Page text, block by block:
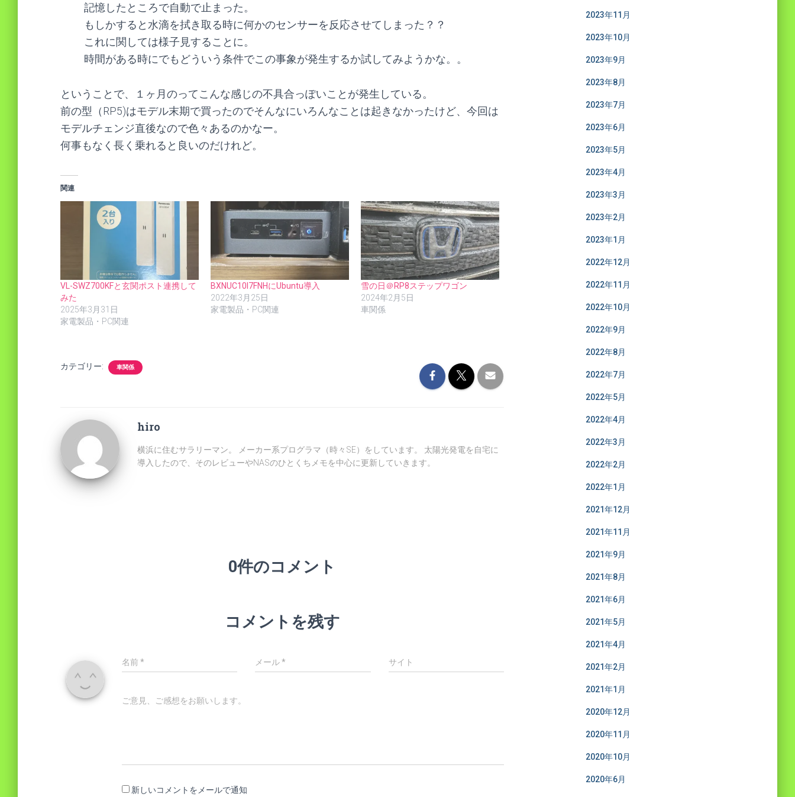
記憶したところで自動で止まった。
もしかすると水滴を拭き取る時に何かのセンサーを反応させてしまった？？
これに関しては様子見することに。
時間がある時にでもどういう条件でこの事象が発生するか試してみようかな。。
ということで、１ヶ月のってこんな感じの不具合っぽいことが発生している。
前の型（RP5)はモデル末期で買ったのでそんなにいろんなことは起きなかったけど、今回は
モデルチェンジ直後なので色々あるのかなー。
何事もなく長く乗れると良いのだけれど。
関連
VL-SWZ700KFと玄関ポスト連携して
みた
2025年3月31日
家電製品・PC関連
BXNUC10I7FNHにUbuntu導入
2022年3月25日
家電製品・PC関連
雪の日＠RP8ステップワゴン
2024年2月5日
車関係
カテゴリー: 車関係
hiro
横浜に住むサラリーマン。 メーカー系プログラマ（時々SE）をしています。 太陽光発電を自宅に
導入したので、そのレビューやNASのひとくちメモを中心に更新していきます。
0件のコメント
コメントを残す
名前* メール* サイト
ご意見、ご感想をお願いします。
新しいコメントをメールで通知
2023年11月
2023年10月
2023年9月
2023年8月
2023年7月
2023年6月
2023年5月
2023年4月
2023年3月
2023年2月
2023年1月
2022年12月
2022年11月
2022年10月
2022年9月
2022年8月
2022年7月
2022年5月
2022年4月
2022年3月
2022年2月
2022年1月
2021年12月
2021年11月
2021年9月
2021年8月
2021年6月
2021年5月
2021年4月
2021年2月
2021年1月
2020年12月
2020年11月
2020年10月
2020年6月